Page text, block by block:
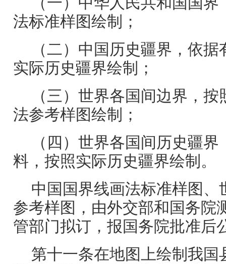
法标准样图绘制；
（二）中国历史疆界，依
实际历史疆界绘制；
（三）世界各国间边界，
法参考样图绘制；
（四）世界各国间历史疆
料，按照实际历史疆界绘制。
中国国界线画法标准样图、
参考样图，由外交部和国务院
管部门拟订，报国务院批准后
第十一条在地图上绘制我国